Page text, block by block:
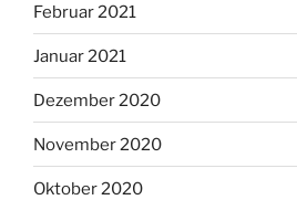
Februar 2021
Januar 2021
Dezember 2020
November 2020
Oktober 2020